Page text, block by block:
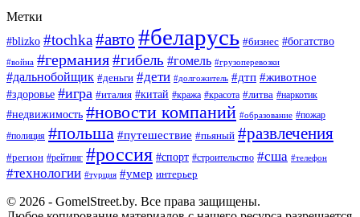
Метки
#blizko #tochka#авто #беларусь #бизнес #богатство
#война #германия#гибель #гомель #грузоперевозки
#дальнобойщик #деньги #дети #долгожитель #дтп #животное
#здоровье #игра #италия #китай #кража #красота #литва #наркотик
#недвижимость #новости компаний #образование #пожар
#полиция #польша #путешествие #пьяный #развлечения
#регион #рейтинг #россия #спорт #строительство #сша #телефон
#технологии #турция #умер интерьер
© 2026 - GomelStreet.by. Все права защищены.